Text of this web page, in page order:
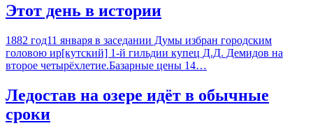
Этот день в истории
1882 год11 января в заседании Думы избран городским
головою ир[кутский] 1-й гильдии купец Д.Д. Демидов на
второе четырёхлетие.Базарные цены 14…
Ледостав на озере идёт в обычные
сроки